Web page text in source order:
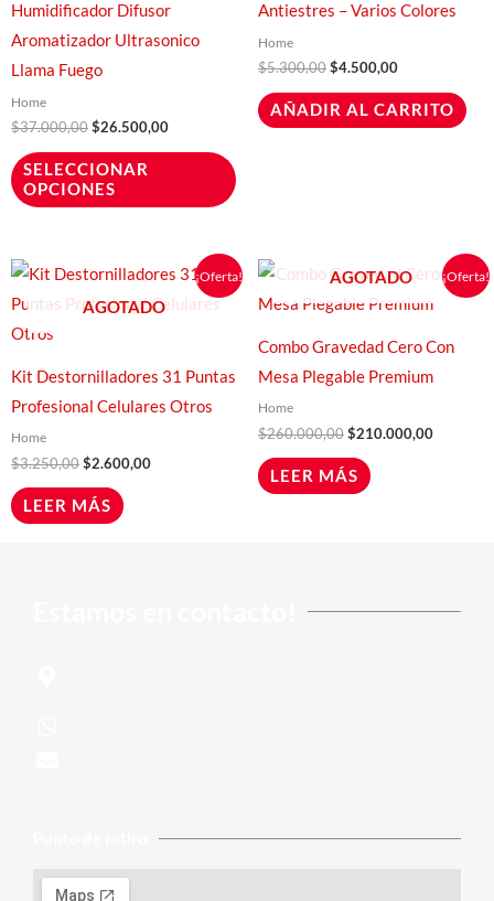
Humidificador Difusor
Aromatizador Ultrasonico
Llama Fuego
Home
$37.000,00$26.500,00
SELECCIONAR
OPCIONES
elegir
página
de
Antiestres – Varios Colores
Home
$5.300,00$4.500,00
AÑADIR AL CARRITO
¡Oferta!
AGOTADO
Kit Destornilladores 31 Puntas
Profesional Celulares Otros
Home
$3.250,00
El
precio
original
$2.600,00
El
precio
actual
LEER MÁS
¡Oferta!
AGOTADO
Combo Gravedad Cero Con
Mesa Plegable Premium
Home
$260.000,00
El
precio
original
$260.000,00.
$210.000,00
El
precio
actual
LEER MÁS